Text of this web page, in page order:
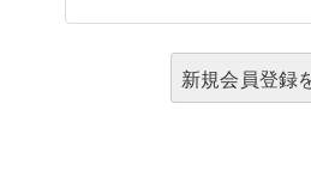
新規会員登録